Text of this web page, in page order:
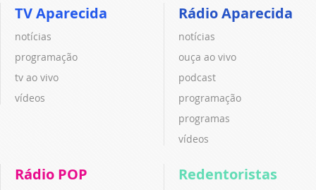
TV Aparecida
notícias
programação
tv ao vivo
vídeos
Rádio Aparecida
notícias
ouça ao vivo
podcast
programação
programas
vídeos
Rádio POP Redentoristas